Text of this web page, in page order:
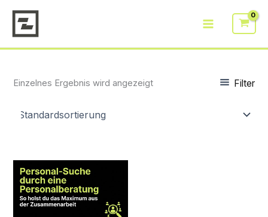
Inhalt
springen
Einzelnes Ergebnis wird angezeigt Filter